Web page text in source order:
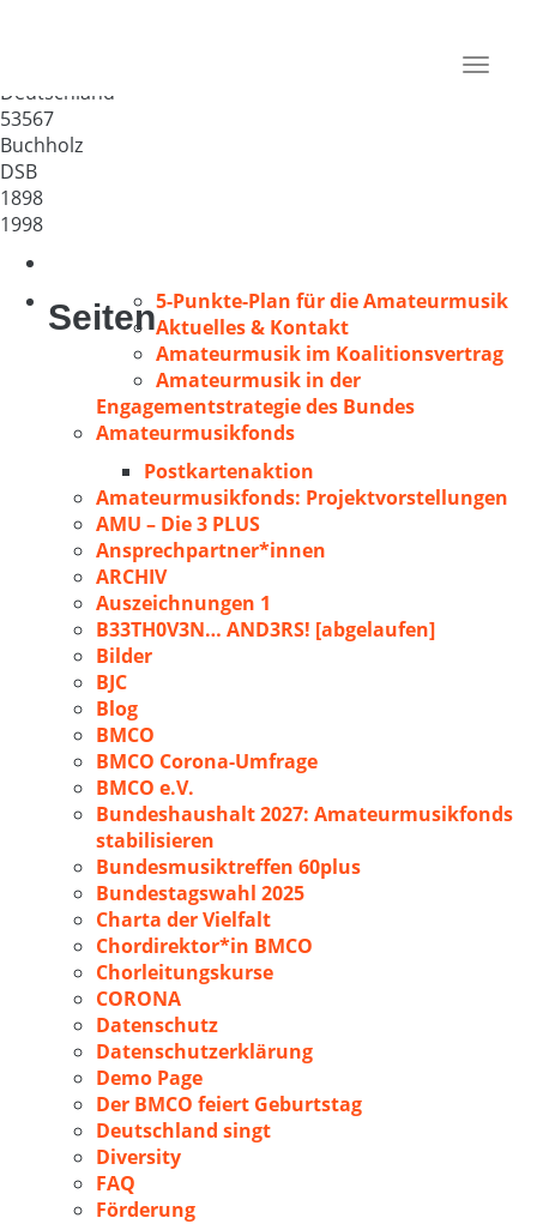
Toggle
1898 Kölsch-Büllersbach e.V.
Deutschland
53567
Buchholz
DSB
1898
1998
Seiten5-Punkte-Plan für die Amateurmusik
Aktuelles & Kontakt
Amateurmusik im Koalitionsvertrag
Amateurmusik in der
Engagementstrategie des Bundes
Amateurmusikfonds
Postkartenaktion
Amateurmusikfonds: Projektvorstellungen
AMU – Die 3 PLUS
Ansprechpartner*innen
ARCHIV
Auszeichnungen 1
B33TH0V3N… AND3RS! [abgelaufen]
Bilder
BJC
Blog
BMCO
BMCO Corona-Umfrage
BMCO e.V.
Bundeshaushalt 2027: Amateurmusikfonds
stabilisieren
Bundesmusiktreffen 60plus
Bundestagswahl 2025
Charta der Vielfalt
Chordirektor*in BMCO
Chorleitungskurse
CORONA
Datenschutz
Datenschutzerklärung
Demo Page
Der BMCO feiert Geburtstag
Deutschland singt
Diversity
FAQ
Förderung